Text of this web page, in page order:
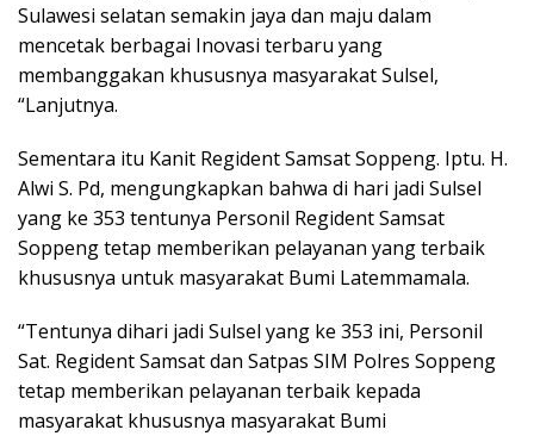
Sulawesi selatan semakin jaya dan maju dalam
mencetak berbagai Inovasi terbaru yang
membanggakan khususnya masyarakat Sulsel,
“Lanjutnya.
Sementara itu Kanit Regident Samsat Soppeng. Iptu. H.
Alwi S. Pd, mengungkapkan bahwa di hari jadi Sulsel
yang ke 353 tentunya Personil Regident Samsat
Soppeng tetap memberikan pelayanan yang terbaik
khususnya untuk masyarakat Bumi Latemmamala.
“Tentunya dihari jadi Sulsel yang ke 353 ini, Personil
Sat. Regident Samsat dan Satpas SIM Polres Soppeng
tetap memberikan pelayanan terbaik kepada
masyarakat khususnya masyarakat Bumi